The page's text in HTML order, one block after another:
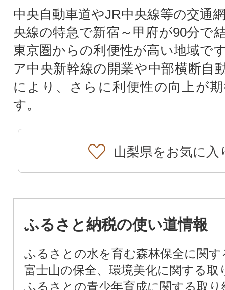
中央自動車道やJR中央線等の交通
央線の特急で新宿～甲府が90分で
東京圏からの利便性が高い地域で
ア中央新幹線の開業や中部横断自
により、さらに利便性の向上が
す。
山梨県をお気に入
ふるさと納税の使い道情報
ふるさとの水を育む森林保全に関
富士山の保全、環境美化に関する取
ふるさとの青少年育成に関する取り